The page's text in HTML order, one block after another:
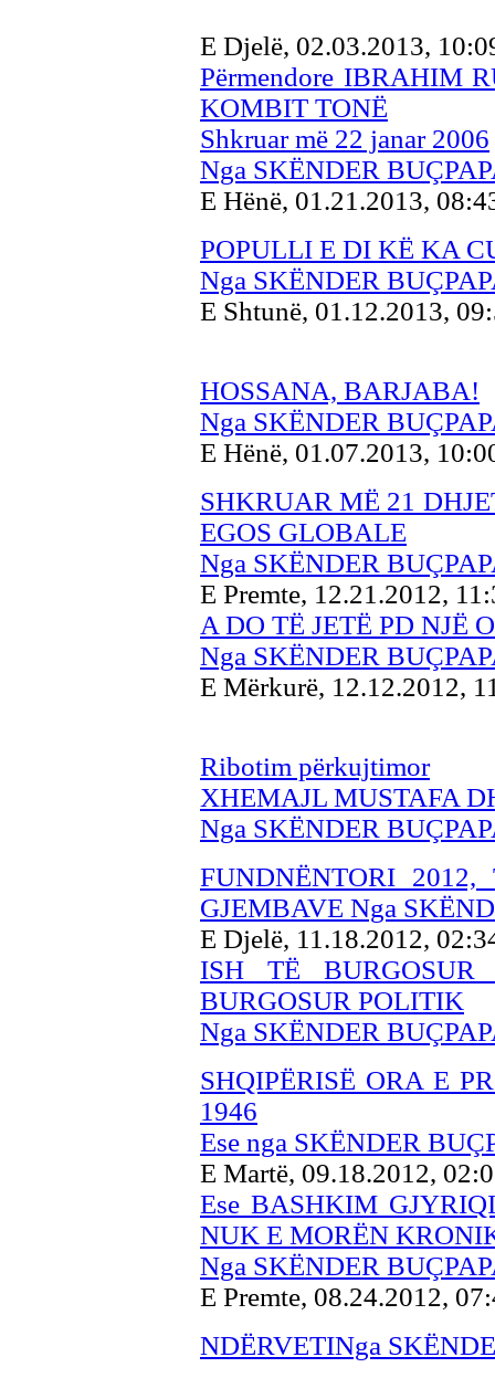
E Djelë, 02.03.2013,
Përmendore IBRAHIM
KOMBIT TONË
Shkruar më 22 janar 2006
Nga SKËNDER
E Hënë, 01.21.2013,
POPULLI E DI KË KA
Nga SKËNDER
E Shtunë, 01.12.2013,
HOSSANA, BARJABA!
Nga SKËNDER
E Hënë, 01.07.2013,
SHKRUAR MË 21
EGOS GLOBALE
Nga SKËNDER
E Premte, 12.21.2012,
A DO TË JETË PD NJË
Nga SKËNDER
E Mërkurë, 12.12.2012,
Ribotim përkujtimor
XHEMAJL MUSTAFA
Nga SKËNDER
FUNDNËNTORI
GJEMBAVE Nga
E Djelë, 11.18.2012,
ISH TË
BURGOSUR POLITIK
Nga SKËNDER
SHQIPËRISË ORA E
1946
Ese nga SKËNDER
E Martë, 09.18.2012,
Ese BASHKIM
NUK E MORËN
Nga SKËNDER
E Premte, 08.24.2012,
NDËRVETINga